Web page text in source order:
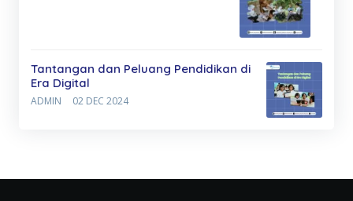
Tantangan dan Peluang Pendidikan di
Era Digital
ADMIN 02 DEC 2024